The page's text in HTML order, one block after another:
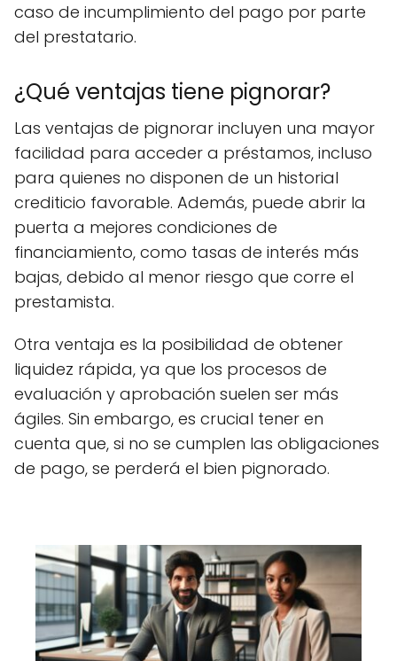
caso de incumplimiento del pago por parte
del prestatario.
¿Qué ventajas tiene pignorar?
Las ventajas de pignorar incluyen una mayor
facilidad para acceder a préstamos, incluso
para quienes no disponen de un historial
crediticio favorable. Además, puede abrir la
puerta a mejores condiciones de
financiamiento, como tasas de interés más
bajas, debido al menor riesgo que corre el
prestamista.
Otra ventaja es la posibilidad de obtener
liquidez rápida, ya que los procesos de
evaluación y aprobación suelen ser más
ágiles. Sin embargo, es crucial tener en
cuenta que, si no se cumplen las obligaciones
de pago, se perderá el bien pignorado.